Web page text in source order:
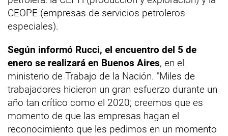
CEOPE (empresas de servicios petroleros
especiales).
Según informó Rucci, el encuentro del 5 de
enero se realizará en Buenos Aires, en el
ministerio de Trabajo de la Nación. "Miles de
trabajadores hicieron un gran esfuerzo durante un
año tan crítico como el 2020; creemos que es
momento de que las empresas hagan el
reconocimiento que les pedimos en un momento